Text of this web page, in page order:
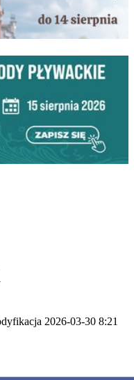
2026-03-30 8:21